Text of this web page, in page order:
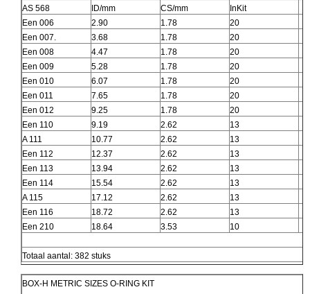
AS 568
ID/mm CS/mm
InKit
Een 006
2.90 1.78
20
Een 007.
3.68 1.78
20
Een 008
4.47 1.78
20
Een 009
5.28 1.78
20
Een 010
6.07 1.78
20
Een 011
7.65 1.78
20
Een 012
9.25 1.78
20
Een 110
9.19 2.62
13
A 111
10.77 2.62
13
Een 112
12.37 2.62
13
Een 113
13.94 2.62
13
Een 114
15.54 2.62
13
A 115
17.12 2.62
13
Een 116
18.72 2.62
13
Een 210
18.64 3.53 10
Totaal aantal: 382 stuks
BOX-H METRIC SIZES O-RING KIT